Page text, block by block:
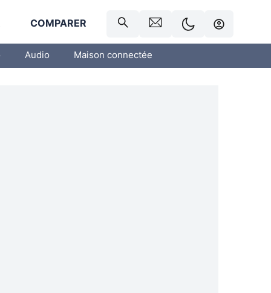
COMPARER
Audio Maison connectée